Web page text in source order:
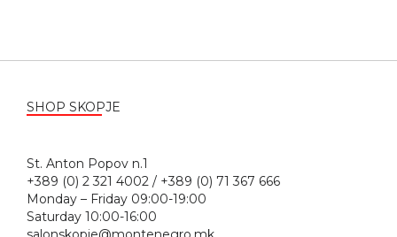
SHOP SKOPJE
St. Anton Popov n.1
+389 (0) 2 321 4002 / +389 (0) 71 367 666
Monday – Friday 09:00-19:00
Saturday 10:00-16:00